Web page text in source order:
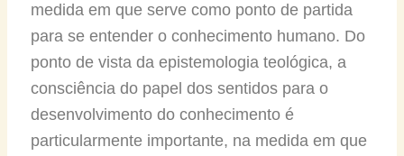
medida em que serve como ponto de partida
para se entender o conhecimento humano. Do
ponto de vista da epistemologia teológica, a
consciência do papel dos sentidos para o
desenvolvimento do conhecimento é
particularmente importante, na medida em que